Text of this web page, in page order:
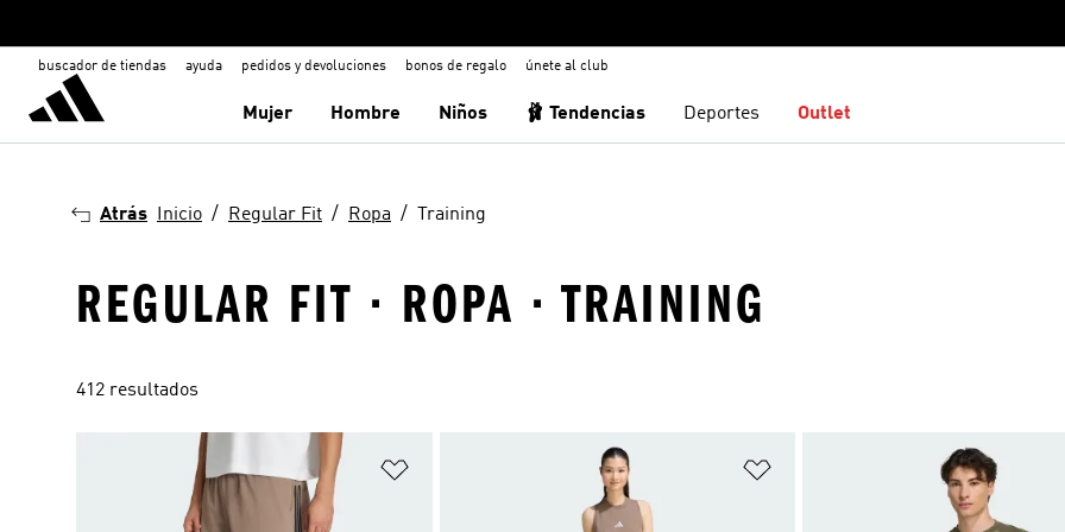
buscador de tiendas ayuda pedidos y devoluciones bonos de regalo únete al club
Mujer Hombre Niños 🩰 Tendencias Deportes Outlet
Atrás Inicio Regular Fit Ropa Training
REGULAR FIT · ROPA · TRAINING
412 resultados
Añadir a la lista de deseos Añadir a la lista de deseos